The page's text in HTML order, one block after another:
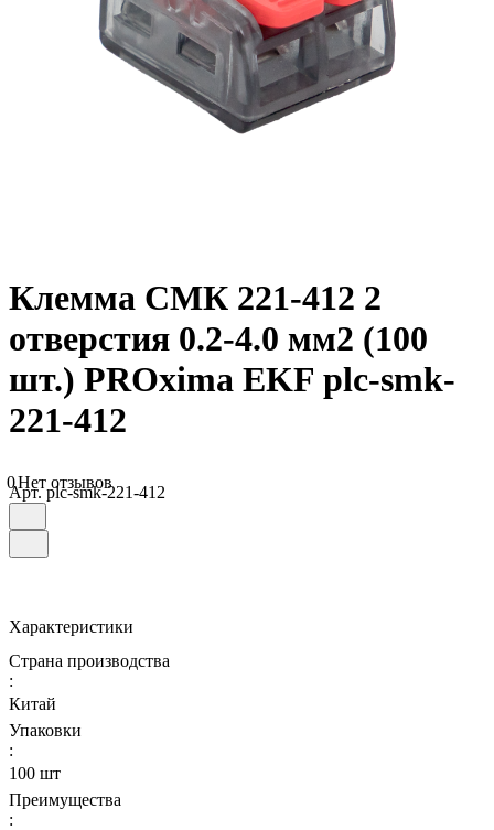
Клемма СМК 221-412 2
отверстия 0.2-4.0 мм2 (100
шт.) PROxima EKF plc-smk-
221-412
0Нет отзывов
Арт.plc-smk-221-412
Характеристики
Страна производства
:
Китай
Упаковки
:
100 шт
Преимущества
: